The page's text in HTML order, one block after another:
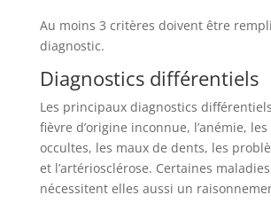
Au moins 3 critères doivent être
diagnostic.
Diagnostics différentiels
Les principaux diagnostics
fièvre d’origine inconnue, l’anémie,
occultes, les maux de dents, les
et l’artériosclérose. Certaines
nécessitent elles aussi un